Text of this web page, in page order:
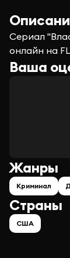
Сериал
онлайн на
Ваша
Страны
США
Жанры
Криминал